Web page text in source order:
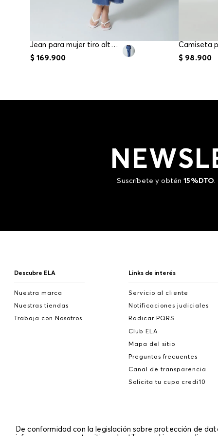
Jean para mujer tiro alto culote
$ 169.900 $ 98.900
Suscríbete y obtén15%DTO.
Descubre ELA
Nuestra marca
Nuestras tiendas
Trabaja con Nosotros
Links de interés
Servicio al cliente
Notificaciones judiciales
Radicar PQRS
Club ELA
Mapa del sitio
Preguntas frecuentes
Canal de transparencia
Solicita tu cupo credi10
De conformidad con la legislación sobre protección de